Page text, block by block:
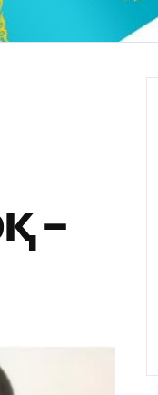
–